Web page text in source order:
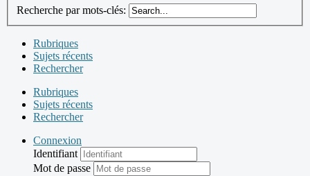
Recherche par mots-clés:
Rubriques
Sujets récents
Rechercher
Rubriques
Sujets récents
Rechercher
Connexion
Identifiant
Mot de passe